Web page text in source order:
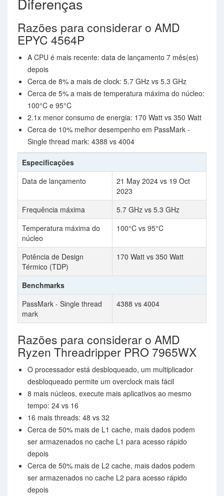
Razões para considerar o AMD
EPYC 4564P
A CPU é mais recente: data de lançamento 7 mês(es)
depois
Cerca de 8% a mais de clock: 5.7 GHz vs 5.3 GHz
Cerca de 5% a mais de temperatura máxima do núcleo:
100°C e 95°C
2.1x menor consumo de energia: 170 Watt vs 350 Watt
Cerca de 10% melhor desempenho em PassMark -
Single thread mark: 4388 vs 4004
Especificações
Data de lançamento
21 May 2024 vs 19 Oct
2023
Frequência máxima
5.7 GHz vs 5.3 GHz
Temperatura máxima do
núcleo
100°C vs 95°C
Potência de Design
Térmico (TDP)
170 Watt vs 350 Watt
Benchmarks
PassMark - Single thread
mark
4388 vs 4004
Razões para considerar o AMD
Ryzen Threadripper PRO 7965WX
O processador está desbloqueado, um multiplicador
desbloqueado permite um overclock mais fácil
8 mais núcleos, execute mais aplicativos ao mesmo
tempo: 24 vs 16
16 mais threads: 48 vs 32
Cerca de 50% mais de L1 cache, mais dados podem
ser armazenados no cache L1 para acesso rápido
depois
Cerca de 50% mais de L2 cache, mais dados podem
ser armazenados no cache L2 para acesso rápido
depois